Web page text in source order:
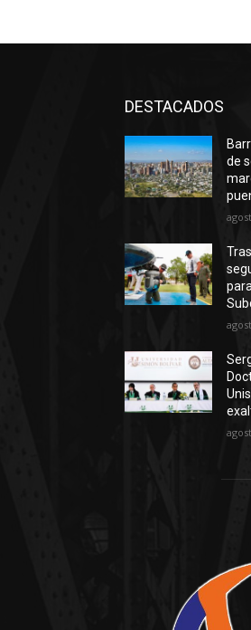
DESTACADOS
de